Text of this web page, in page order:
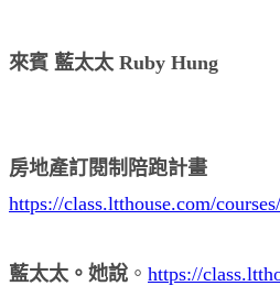
來賓 藍太太 Ruby Hung
房地產訂閱制陪跑計畫
https://class.ltthouse.com/
藍太太。她說 。 https://